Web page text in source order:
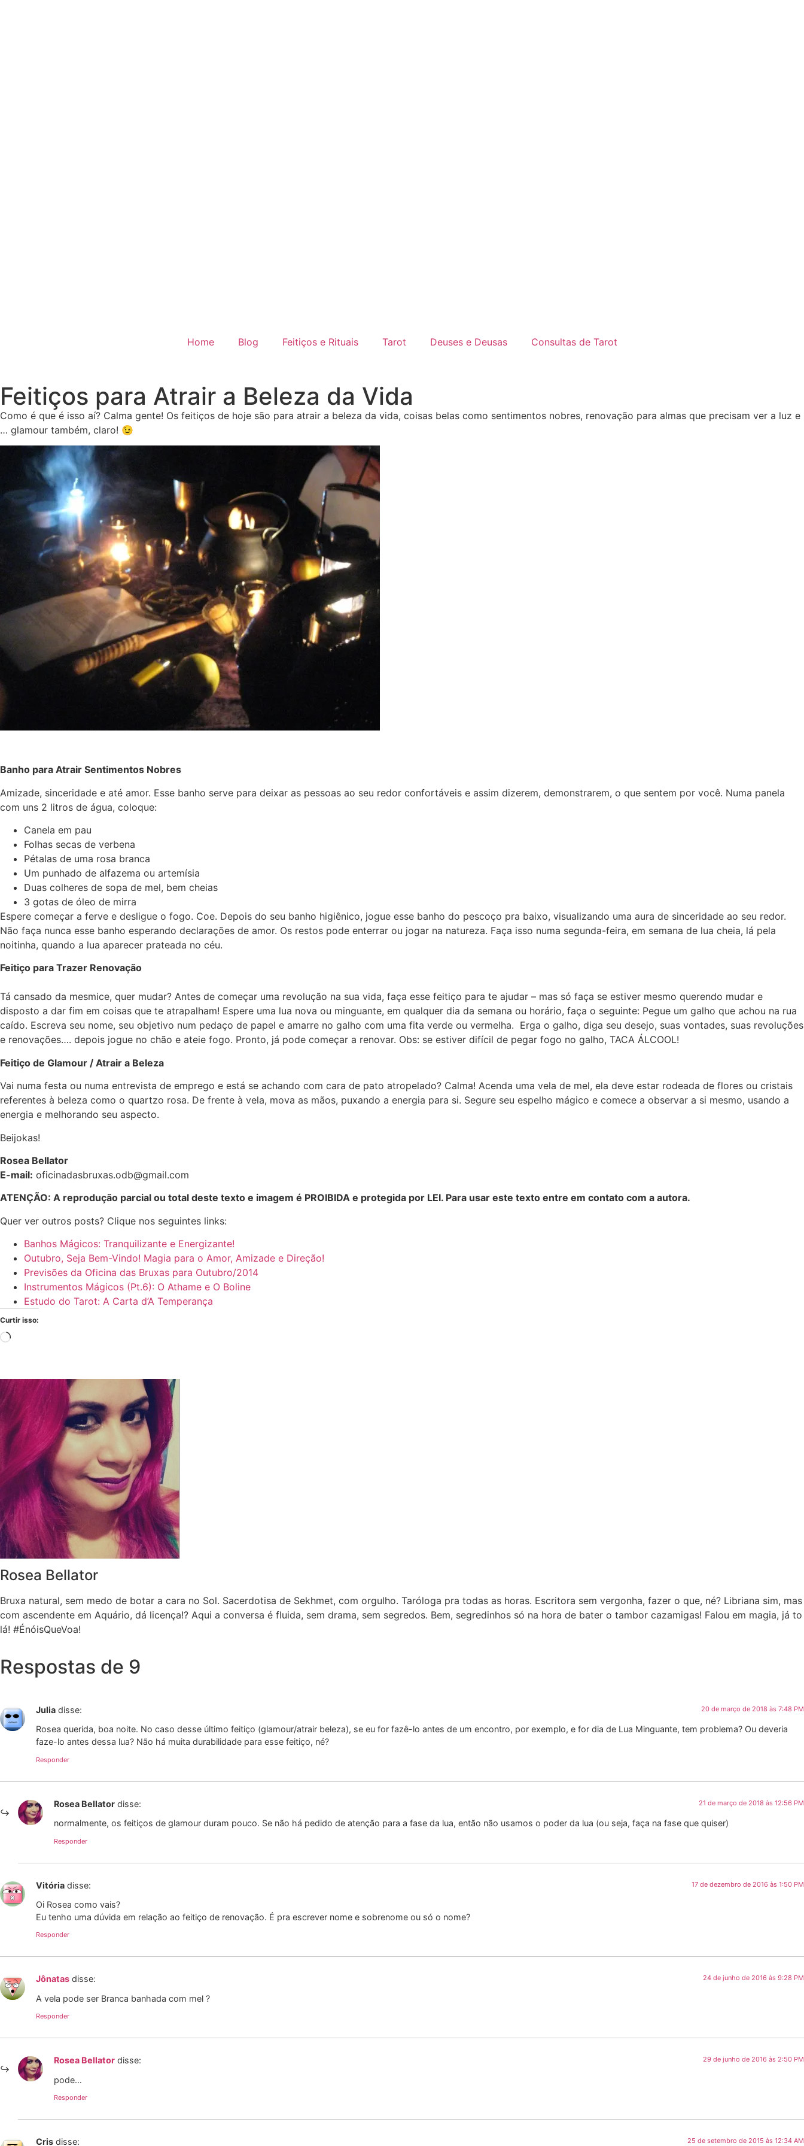
Home Blog Feitiços e Rituais Tarot Deuses e Deusas Consultas de Tarot
Feitiços para Atrair a Beleza da Vida
Como é que é isso aí? Calma gente! Os feitiços de hoje são para atrair a beleza da vida, coisas belas como sentimentos nobres, renovação para almas que precisam ver a luz e
… glamour também, claro! 😉
Banho para Atrair Sentimentos Nobres
Amizade, sinceridade e até amor. Esse banho serve para deixar as pessoas ao seu redor confortáveis e assim dizerem, demonstrarem, o que sentem por você. Numa panela
com uns 2 litros de água, coloque:
Canela em pau
Folhas secas de verbena
Pétalas de uma rosa branca
Um punhado de alfazema ou artemísia
Duas colheres de sopa de mel, bem cheias
3 gotas de óleo de mirra
Espere começar a ferve e desligue o fogo. Coe. Depois do seu banho higiênico, jogue esse banho do pescoço pra baixo, visualizando uma aura de sinceridade ao seu redor.
Não faça nunca esse banho esperando declarações de amor. Os restos pode enterrar ou jogar na natureza. Faça isso numa segunda-feira, em semana de lua cheia, lá pela
noitinha, quando a lua aparecer prateada no céu.
Feitiço para Trazer Renovação
Tá cansado da mesmice, quer mudar? Antes de começar uma revolução na sua vida, faça esse feitiço para te ajudar – mas só faça se estiver mesmo querendo mudar e
disposto a dar fim em coisas que te atrapalham! Espere uma lua nova ou minguante, em qualquer dia da semana ou horário, faça o seguinte: Pegue um galho que achou na rua
caído. Escreva seu nome, seu objetivo num pedaço de papel e amarre no galho com uma fita verde ou vermelha. Erga o galho, diga seu desejo, suas vontades, suas revoluções
e renovações…. depois jogue no chão e ateie fogo. Pronto, já pode começar a renovar. Obs: se estiver difícil de pegar fogo no galho, TACA ÁLCOOL!
Feitiço de Glamour / Atrair a Beleza
Vai numa festa ou numa entrevista de emprego e está se achando com cara de pato atropelado? Calma! Acenda uma vela de mel, ela deve estar rodeada de flores ou cristais
referentes à beleza como o quartzo rosa. De frente à vela, mova as mãos, puxando a energia para si. Segure seu espelho mágico e comece a observar a si mesmo, usando a
energia e melhorando seu aspecto.
Beijokas!
Rosea Bellator
E-mail: oficinadasbruxas.odb@gmail.com
ATENÇÃO: A reprodução parcial ou total deste texto e imagem é PROIBIDA e protegida por LEI. Para usar este texto entre em contato com a autora.
Quer ver outros posts? Clique nos seguintes links:
Banhos Mágicos: Tranquilizante e Energizante!
Outubro, Seja Bem-Vindo! Magia para o Amor, Amizade e Direção!
Previsões da Oficina das Bruxas para Outubro/2014
Instrumentos Mágicos (Pt.6): O Athame e O Boline
Estudo do Tarot: A Carta d’A Temperança
Curtir isso:
Rosea Bellator
Bruxa natural, sem medo de botar a cara no Sol. Sacerdotisa de Sekhmet, com orgulho. Taróloga pra todas as horas. Escritora sem vergonha, fazer o que, né? Libriana sim, mas
com ascendente em Aquário, dá licença!? Aqui a conversa é fluida, sem drama, sem segredos. Bem, segredinhos só na hora de bater o tambor cazamigas! Falou em magia, já to
lá! #ÉnóisQueVoa!
Respostas de 9
Julia disse: 20 de março de 2018 às 7:48 PM
Rosea querida, boa noite. No caso desse último feitiço (glamour/atrair beleza), se eu for fazê-lo antes de um encontro, por exemplo, e for dia de Lua Minguante, tem problema? Ou deveria
faze-lo antes dessa lua? Não há muita durabilidade para esse feitiço, né?
Responder
Rosea Bellator disse: 21 de março de 2018 às 12:56 PM
normalmente, os feitiços de glamour duram pouco. Se não há pedido de atenção para a fase da lua, então não usamos o poder da lua (ou seja, faça na fase que quiser)
Responder
Vitória disse: 17 de dezembro de 2016 às 1:50 PM
Oi Rosea como vais?
Eu tenho uma dúvida em relação ao feitiço de renovação. É pra escrever nome e sobrenome ou só o nome?
Responder
Jônatas disse: 24 de junho de 2016 às 9:28 PM
A vela pode ser Branca banhada com mel ?
Responder
Rosea Bellator disse: 29 de junho de 2016 às 2:50 PM
pode…
Responder
Cris disse: 25 de setembro de 2015 às 12:34 AM